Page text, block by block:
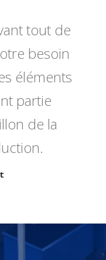
tout de
besoin
éléments
partie
de la